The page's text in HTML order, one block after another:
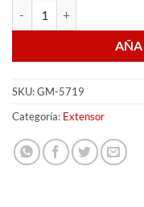
SKU:GM-5719
Categoría: Extensor